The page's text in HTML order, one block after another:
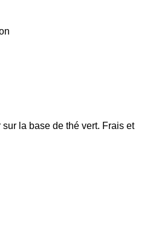
la base de thé vert. Frais et